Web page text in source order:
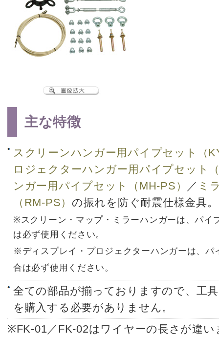
主な特徴
スクリーンハンガー用パイプセット（
ロジェクターハンガー用パイプセット
ンガー用パイプセット（MH-PS）
／ ミ
（RM-PS）の振れを防ぐ耐震仕様金具。
※スクリーン・マップ・ミラーハンガーは、パイ
は必ず使用ください。
※ディスプレイ・プロジェクターハンガーは、
合は必ず使用ください。
全ての部品が揃っておりますので、工
を購入する必要がありません。
※FK-01／FK-02はワイヤーの長さが違い